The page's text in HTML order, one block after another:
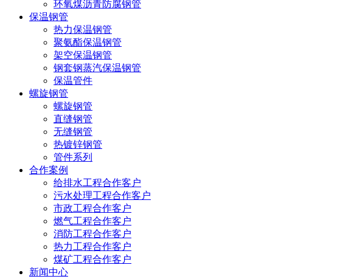
环氧煤沥青防腐钢管
保温钢管
热力保温钢管
聚氨酯保温钢管
架空保温钢管
钢套钢蒸汽保温钢管
保温管件
螺旋钢管
螺旋钢管
直缝钢管
无缝钢管
热镀锌钢管
管件系列
合作案例
给排水工程合作客户
污水处理工程合作客户
市政工程合作客户
燃气工程合作客户
消防工程合作客户
热力工程合作客户
煤矿工程合作客户
新闻中心